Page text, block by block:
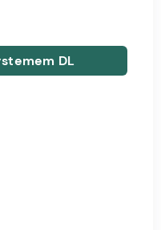
DL